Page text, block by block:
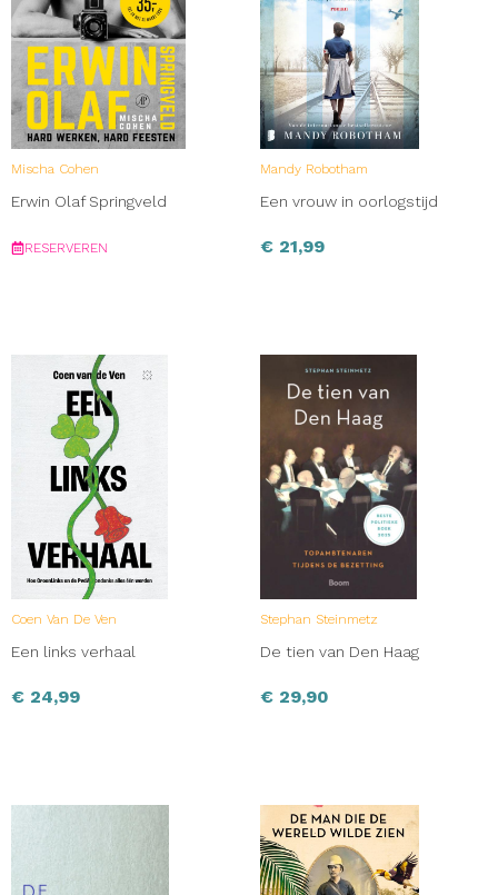
Mischa Cohen
Erwin Olaf Springveld
RESERVEREN
Mandy Robotham
Een vrouw in oorlogstijd
€ 21,99
Coen Van De Ven
Een links verhaal
€ 24,99
Stephan Steinmetz
De tien van Den Haag
€ 29,90